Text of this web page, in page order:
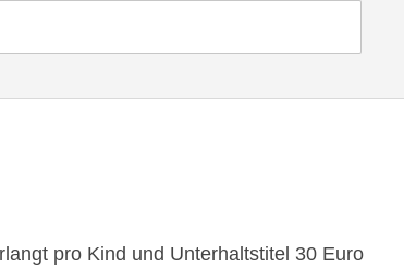
pro Kind und Unterhaltstitel 30 Euro